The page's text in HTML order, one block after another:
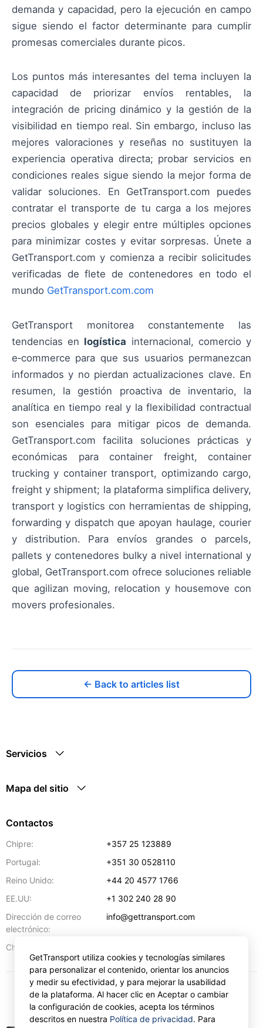
demanda y capacidad, pero la ejecución en campo
sigue siendo el factor determinante para cumplir
promesas comerciales durante picos.
Los puntos más interesantes del tema incluyen la
capacidad de priorizar envíos rentables, la
integración de pricing dinámico y la gestión de la
visibilidad en tiempo real. Sin embargo, incluso las
mejores valoraciones y reseñas no sustituyen la
experiencia operativa directa; probar servicios en
condiciones reales sigue siendo la mejor forma de
validar soluciones. En GetTransport.com puedes
contratar el transporte de tu carga a los mejores
precios globales y elegir entre múltiples opciones
para minimizar costes y evitar sorpresas. Únete a
GetTransport.com y comienza a recibir solicitudes
verificadas de flete de contenedores en todo el
mundo GetTransport.com.com
GetTransport monitorea constantemente las
tendencias en logística internacional, comercio y
e‑commerce para que sus usuarios permanezcan
informados y no pierdan actualizaciones clave. En
resumen, la gestión proactiva de inventario, la
analítica en tiempo real y la flexibilidad contractual
son esenciales para mitigar picos de demanda.
GetTransport.com facilita soluciones prácticas y
económicas para container freight, container
trucking y container transport, optimizando cargo,
freight y shipment; la plataforma simplifica delivery,
transport y logistics con herramientas de shipping,
forwarding y dispatch que apoyan haulage, courier
y distribution. Para envíos grandes o parcels,
pallets y contenedores bulky a nivel international y
global, GetTransport.com ofrece soluciones reliable
que agilizan moving, relocation y housemove con
movers profesionales.
← Back to articles list
Servicios
Mapa del sitio
Contactos
Chipre:
+357 25 123889
Portugal:
+351 30 0528110
Reino Unido:
+44 20 4577 1766
EE.UU:
+1 302 240 28 90
Dirección de correo
electrónico:
info@gettransport.com
Chipre:
EUR
GetTransport utiliza cookies y tecnologías similares
para personalizar el contenido, orientar los anuncios
y medir su efectividad, y para mejorar la usabilidad
de la plataforma. Al hacer clic en Aceptar o cambiar
la configuración de cookies, acepta los términos
descritos en nuestra Política de privacidad. Para